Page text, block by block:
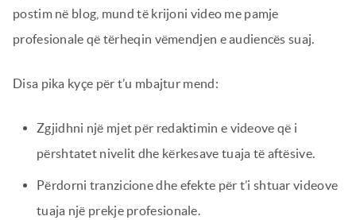
postim në blog, mund të krijoni video me pamje
profesionale që tërheqin vëmendjen e audiencës suaj.
Disa pika kyçe për t’u mbajtur mend:
Zgjidhni një mjet për redaktimin e videove që i
përshtatet nivelit dhe kërkesave tuaja të aftësive.
Përdorni tranzicione dhe efekte për t’i shtuar videove
tuaja një prekje profesionale.